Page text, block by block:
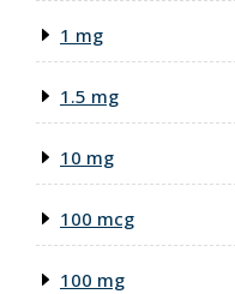
1 mg
1.5 mg
10 mg
100 mcg
100 mg